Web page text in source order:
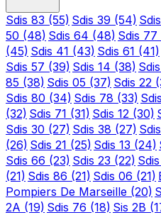
Sdis 83 (55) Sdis 39 (54)
50 (48) Sdis 64 (48) Sdis 77
(45) Sdis 41 (43) Sdis 61 (41)
Sdis 57 (39) Sdis 14 (38)
85 (38) Sdis 05 (37) Sdis 22
Sdis 80 (34) Sdis 78 (33)
(32) Sdis 71 (31) Sdis 12 (30)
Sdis 30 (27) Sdis 38 (27)
(26) Sdis 21 (25) Sdis 13 (24)
Sdis 66 (23) Sdis 23 (22)
(21) Sdis 86 (21) Sdis 06 (21)
Pompiers De Marseille (20)
2A (19) Sdis 76 (18) Sis 2B